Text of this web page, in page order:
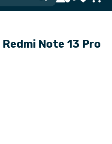
Note 13 Pro